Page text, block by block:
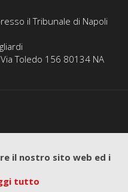
il nostro sito web ed i
tutto
il Tribunale di Napoli
Toledo 156 80134 NA